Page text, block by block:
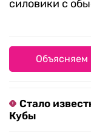
силовики с
Объясняем
Стало
Кубы